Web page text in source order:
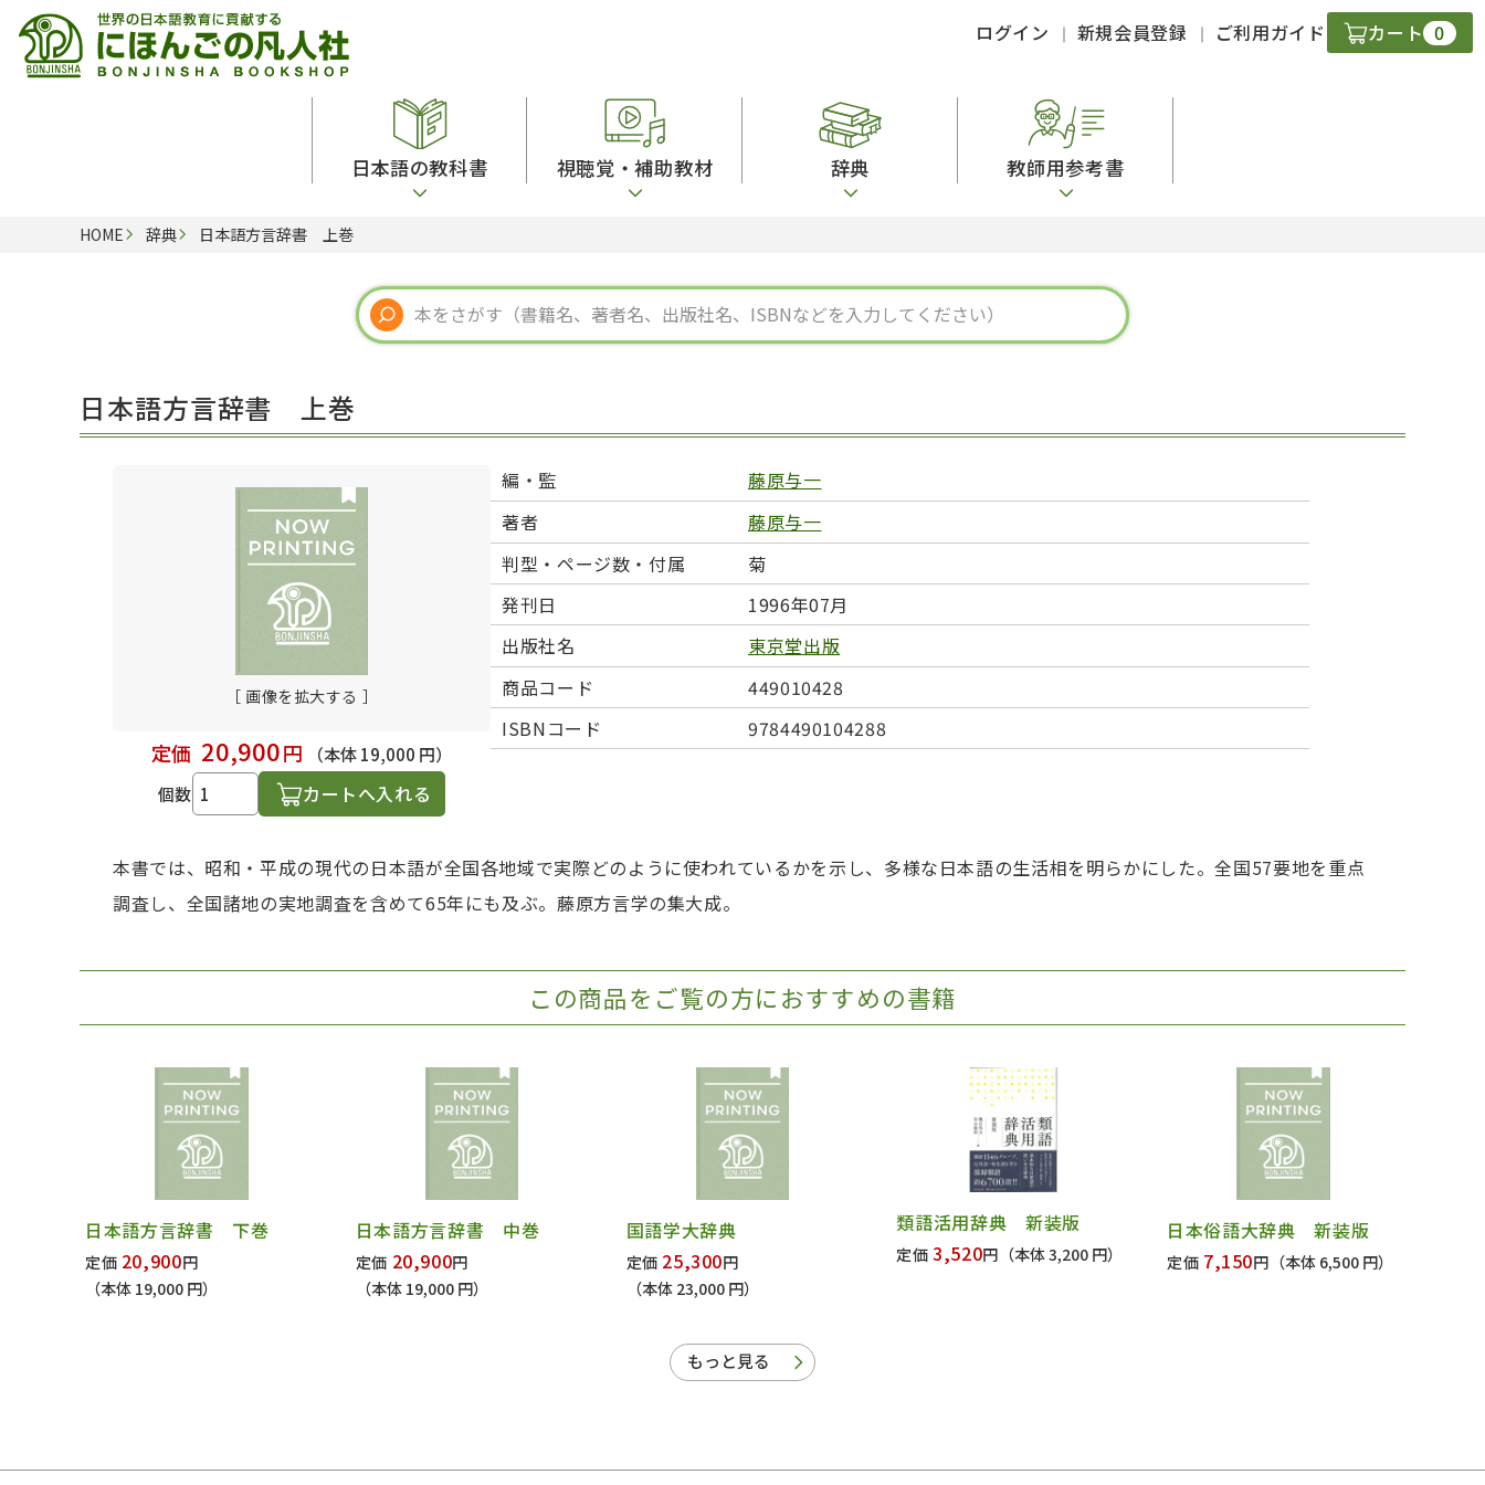
ログイン 新規会員登録 ご利用ガイド カート 0
日本語の教科書
留学生向け専門分野
子ども向け
文法
発音・聴解
作文
練習問題
日本語能力試験対策
日本留学試験対策
日本語学習関連副読本
視聴覚・補助教材
カード・ゲーム・絵教材
絵本・子ども向け補助 図表
辞典
スペイン語辞典
中国語辞典
ドイツ語辞典
ポルトガル語辞典
ロシア語辞典
語学・文法辞典
表現・用字用語辞典 比較文化辞典
教師用参考書
語彙・意味
文章・談話・表現
表記
言語学
多言語社会・言語政策
言語の諸相
アカデミック・スキル
HOME 辞典 日本語方言辞書 上巻
日本語方言辞書 上巻
［ 画像を拡大する ］
定価 20,900円
（本体 19,000 円）
個数
カートへ入れる
編・監
藤原与一
著者
藤原与一
判型・ページ数・付属
菊
発刊日
1996年07月
出版社名
東京堂出版
商品コード
449010428
ISBNコード
9784490104288
本書では、昭和・平成の現代の日本語が全国各地域で実際どのように使われているかを示し、多様な日本語の生活相を明らかにした。全国57要地を重点
調査し、全国諸地の実地調査を含めて65年にも及ぶ。藤原方言学の集大成。
この商品をご覧の方におすすめの書籍
日本語方言辞書 下巻
定価 20,900円
（本体 19,000 円）
日本語方言辞書 中巻
定価 20,900円
（本体 19,000 円）
国語学大辞典
定価 25,300円
（本体 23,000 円）
類語活用辞典 新装版
定価3,520円 （本体 3,200 円）
日本俗語大辞典 新装版
定価 7,150円 （本体 6,500 円）
もっと見る